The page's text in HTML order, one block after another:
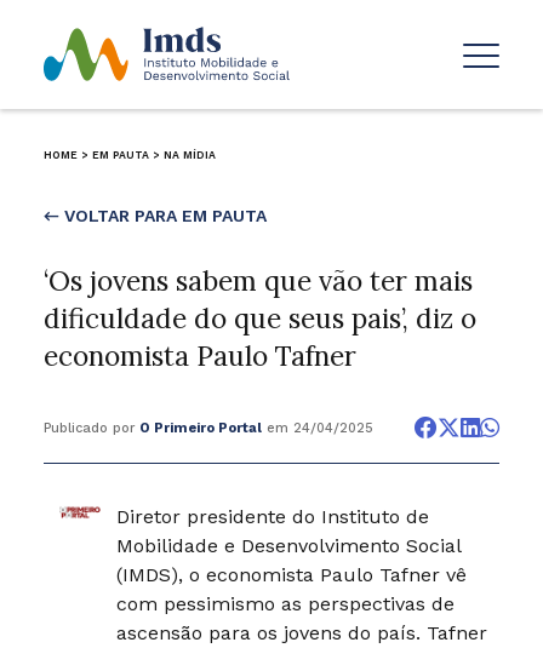
HOME > EM PAUTA > NA MÍDIA
← VOLTAR PARA EM PAUTA
‘Os jovens sabem que vão ter mais
dificuldade do que seus pais’, diz o
economista Paulo Tafner
Publicado por O Primeiro Portalem 24/04/2025
Diretor presidente do Instituto de
Mobilidade e Desenvolvimento Social
(IMDS), o economista Paulo Tafner vê
com pessimismo as perspectivas de
ascensão para os jovens do país. Tafner